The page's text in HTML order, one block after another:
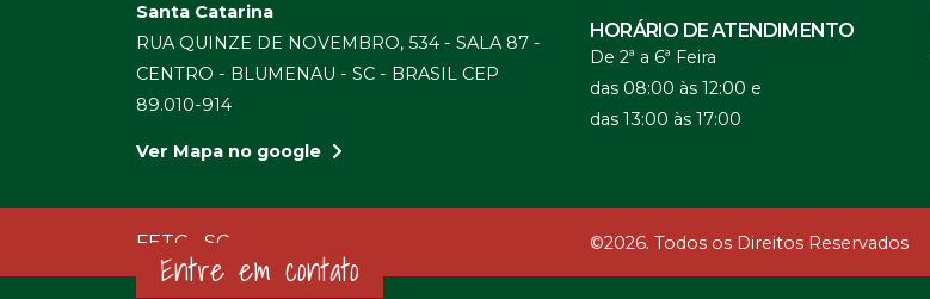
Santa Catarina
RUA QUINZE DE NOVEMBRO, 534 - SALA 87 -
CENTRO - BLUMENAU - SC - BRASIL CEP
89.010-914
Ver Mapa no google
HORÁRIO DE ATENDIMENTO
De 2ª a 6ª Feira
das 08:00 às 12:00 e
das 13:00 às 17:00
FETC - SC ©2026. Todos os Direitos Reservados
Entre em contato